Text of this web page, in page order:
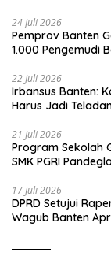
24 Juli 2026
Pemprov Banten
1.000 Pengemudi
22 Juli 2026
Irbansus Banten:
Harus Jadi
21 Juli 2026
Program Sekolah
SMK PGRI
17 Juli 2026
DPRD Setujui
Wagub Banten